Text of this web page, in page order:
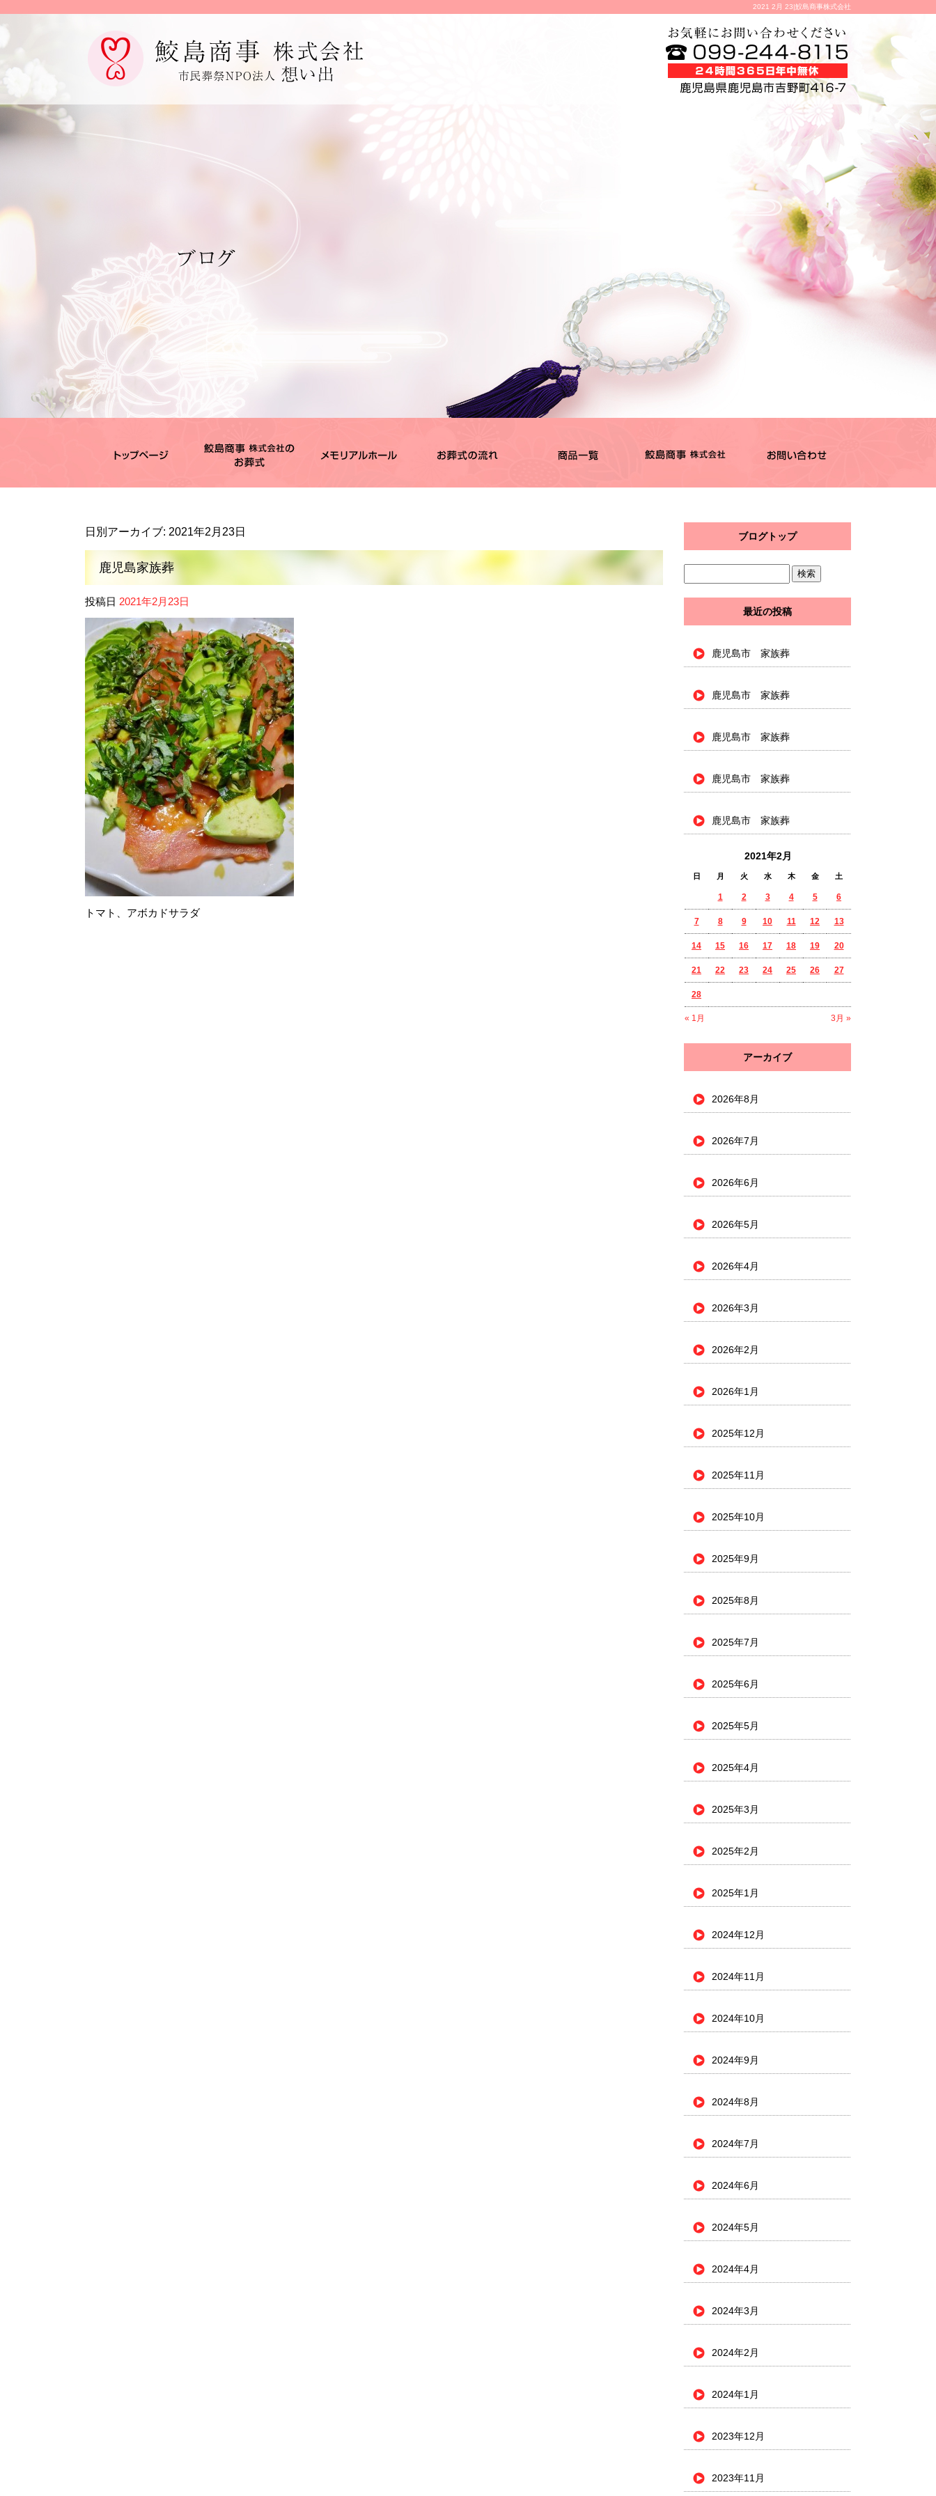
2021 2月 23|鮫島商事株式会社
日別アーカイブ: 2021年2月23日
鹿児島家族葬
投稿日 2021年2月23日
トマト、アボカドサラダ
ブログトップ
最近の投稿
鹿児島市 家族葬
鹿児島市 家族葬
鹿児島市 家族葬
鹿児島市 家族葬
鹿児島市 家族葬
2021年2月
日 月 火 水 木 金 土
« 1月 3月 »
1 2 3 4 5 6
7 8 9 10 11 12 13
14 15 16 17 18 19 20
21 22 23 24 25 26 27
28
アーカイブ
2026年8月
2026年7月
2026年6月
2026年5月
2026年4月
2026年3月
2026年2月
2026年1月
2025年12月
2025年11月
2025年10月
2025年9月
2025年8月
2025年7月
2025年6月
2025年5月
2025年4月
2025年3月
2025年2月
2025年1月
2024年12月
2024年11月
2024年10月
2024年9月
2024年8月
2024年7月
2024年6月
2024年5月
2024年4月
2024年3月
2024年2月
2024年1月
2023年12月
2023年11月